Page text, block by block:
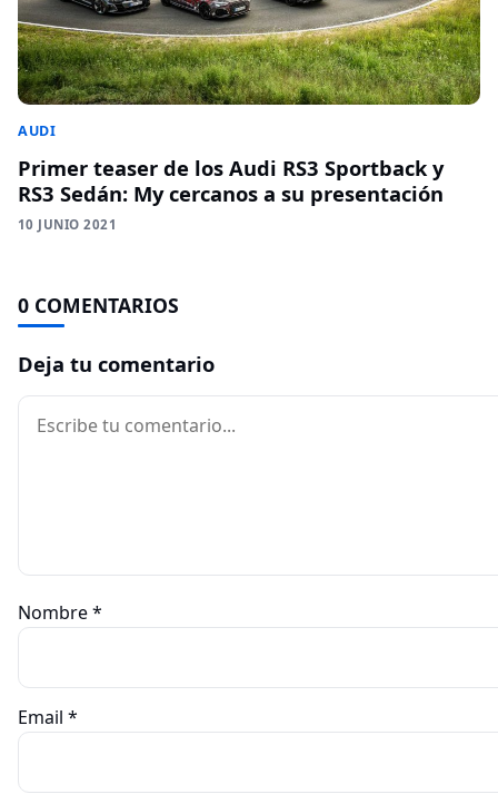
AUDI
Primer teaser de los Audi RS3 Sportback y
RS3 Sedán: My cercanos a su presentación
10 JUNIO 2021
0 COMENTARIOS
Deja tu comentario
Comentario
Nombre*
Email *